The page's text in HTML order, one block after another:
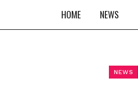
HOME NEWS
NEWS